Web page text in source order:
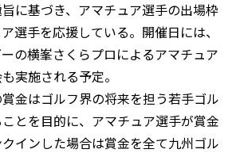
に基づき、アマチュア選手の出場枠
選手を応援している。開催日には、
の横峯さくらプロによるアマチュア
実施される予定。
金はゴルフ界の将来を担う若手ゴル
とを目的に、アマチュア選手が賞金
インした場合は賞金を全て九州ゴル